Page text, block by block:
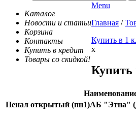
Каталог
Новости и статьи
Корзина
Контакты
Купить в кредит
Товары со скидкой!
Menu
Главная /
Купить в 1
x
Купить
Пенал открытый (пн1)АБ "Этна"